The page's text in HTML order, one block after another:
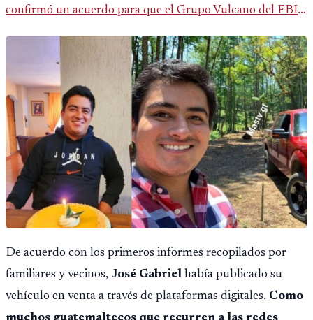
confirmó un acuerdo para que el Grupo Vulcano del FBI
fallido con la administración anterior del Ministerio
Público.
De acuerdo con los primeros informes recopilados por
familiares y vecinos, José Gabriel había publicado su
vehículo en venta a través de plataformas digitales. Como